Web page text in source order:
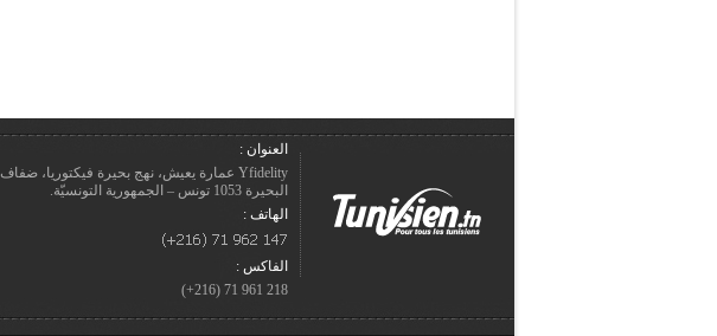
العنوان :
Yfidelity عمارة يعيش، نهج بحيرة فيكتوريا، ضفاف
البحيرة 1053 تونس – الجمهورية التونسيّة.
الهاتف :
الفاكس :
218 961 71 (216+)